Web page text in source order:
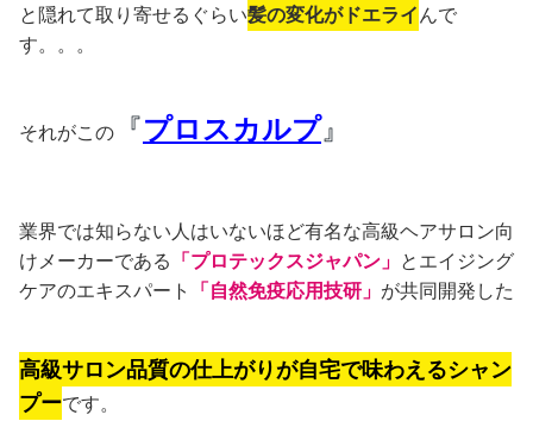
と隠れて取り寄せるぐらい髪の変化がドエライ んで
す。。。
それがこの 『プロスカルプ』
業界では知らない人はいないほど有名な高級ヘアサロン向
けメーカーである 「プロテックスジャパン」 とエイジング
ケアのエキスパート
「自然免疫応用技研」 が共同開発した
高級サロン品質の仕上がりが自宅で味わえるシャン
プーです。